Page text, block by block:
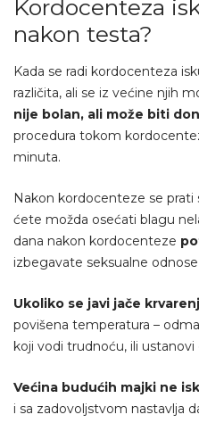
Kordocenteza
nakon testa?
Kada se radi kordocenteza
različita, ali se iz većine njih
nije bolan, ali može biti
procedura tokom
minuta.
Nakon kordocenteze se prati
ćete možda osećati blagu
dana nakon kordocenteze
izbegavate seksualne
Ukoliko se javi jače
povišena temperatura –
koji vodi trudnoću, ili
Većina budućih majki ne
i sa zadovoljstvom nastavlja